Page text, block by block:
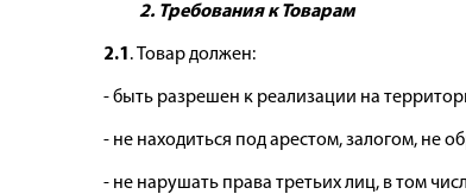
2. Требования к Товарам
2.1 . Товар должен:
- быть разрешен к реализации на
- не находиться под арестом, залогом, не
- не нарушать права третьих лиц, в том